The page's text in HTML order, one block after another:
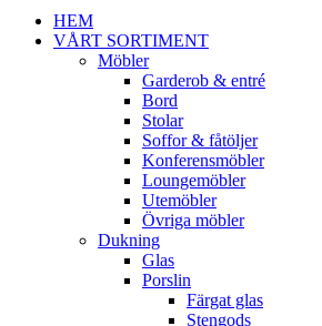
HEM
VÅRT SORTIMENT
Möbler
Garderob & entré
Bord
Stolar
Soffor & fåtöljer
Konferensmöbler
Loungemöbler
Utemöbler
Övriga möbler
Dukning
Glas
Porslin
Färgat glas
Stengods